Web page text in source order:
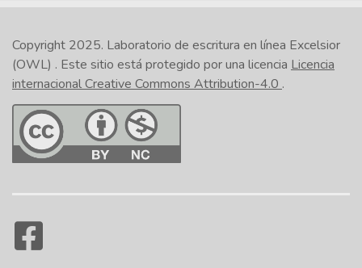
Copyright 2025. Laboratorio de escritura en línea Excelsior
(OWL) . Este sitio está protegido por una licencia Licencia
internacional Creative Commons Attribution-4.0 .